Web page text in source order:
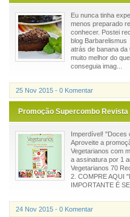
Eu nunca tinha
menos preparado
conhecer. Postei
blog Barbarelismus
atrás de banana
muito melhor do
conseguia imag...
25 Nov 2015 - 0 Komentar
Promoção Supercombo
Imperdível! "Doces
Aproveite a
Vegetarianos com
a assinatura por 1
Vegetarianos 70
2. COMPRE AQUI
IMPORTANTE É
24 Nov 2015 - 0 Komentar